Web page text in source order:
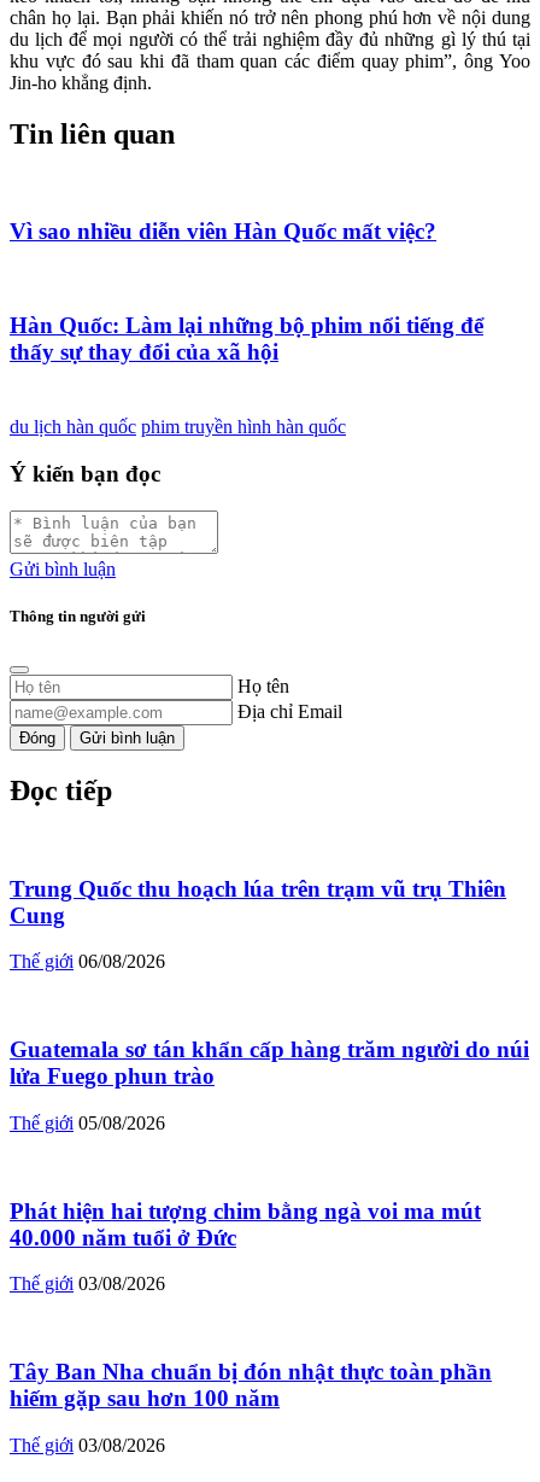
chân họ lại. Bạn phải khiến nó trở nên phong phú hơn về nội dung
du lịch để mọi người có thể trải nghiệm đầy đủ những gì lý thú tại
khu vực đó sau khi đã tham quan các điểm quay phim”, ông Yoo
Jin-ho khẳng định.
Tin liên quan
Vì sao nhiều diễn viên Hàn Quốc mất việc?
Hàn Quốc: Làm lại những bộ phim nổi tiếng để
thấy sự thay đổi của xã hội
du lịch hàn quốc phim truyền hình hàn quốc
Ý kiến bạn đọc
Gửi bình luận
Thông tin người gửi
Họ tên
Địa chỉ Email
Đóng Gửi bình luận
Đọc tiếp
Trung Quốc thu hoạch lúa trên trạm vũ trụ Thiên
Cung
Thế giới 06/08/2026
Guatemala sơ tán khẩn cấp hàng trăm người do núi
lửa Fuego phun trào
Thế giới 05/08/2026
Phát hiện hai tượng chim bằng ngà voi ma mút
40.000 năm tuổi ở Đức
Thế giới 03/08/2026
Tây Ban Nha chuẩn bị đón nhật thực toàn phần
hiếm gặp sau hơn 100 năm
Thế giới 03/08/2026